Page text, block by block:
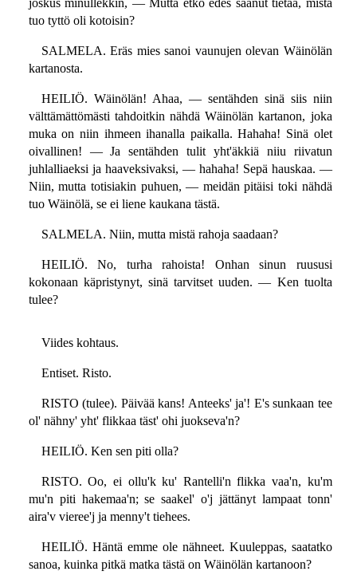
joskus minullekkin, — Mutta etkö edes saanut tietää, mistä
tuo tyttö oli kotoisin?
SALMELA. Eräs mies sanoi vaunujen olevan Wäinölän
kartanosta.
HEILIÖ. Wäinölän! Ahaa, — sentähden sinä siis niin
välttämättömästi tahdoitkin nähdä Wäinölän kartanon, joka
muka on niin ihmeen ihanalla paikalla. Hahaha! Sinä olet
oivallinen! — Ja sentähden tulit yht'äkkiä niiu riivatun
juhlalliaeksi ja haaveksivaksi, — hahaha! Sepä hauskaa. —
Niin, mutta totisiakin puhuen, — meidän pitäisi toki nähdä
tuo Wäinölä, se ei liene kaukana tästä.
SALMELA. Niin, mutta mistä rahoja saadaan?
HEILIÖ. No, turha rahoista! Onhan sinun ruususi
kokonaan käpristynyt, sinä tarvitset uuden. — Ken tuolta
tulee?
Viides kohtaus.
Entiset. Risto.
RISTO (tulee). Päivää kans! Anteeks' ja'! E's sunkaan tee
ol' nähny' yht' flikkaa täst' ohi juokseva'n?
HEILIÖ. Ken sen piti olla?
RISTO. Oo, ei ollu'k ku' Rantelli'n flikka vaa'n, ku'm
mu'n piti hakemaa'n; se saakel' o'j jättänyt lampaat tonn'
aira'v vieree'j ja menny't tiehees.
HEILIÖ. Häntä emme ole nähneet. Kuuleppas, saatatko
sanoa, kuinka pitkä matka tästä on Wäinölän kartanoon?